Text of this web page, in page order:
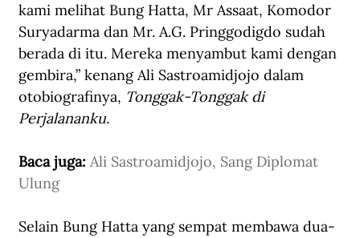
kami melihat Bung Hatta, Mr Assaat, Komodor
Suryadarma dan Mr. A.G. Pringgodigdo sudah
berada di itu. Mereka menyambut kami dengan
gembira,” kenang Ali Sastroamidjojo dalam
otobiografinya, Tonggak-Tonggak di
Perjalananku.
Baca juga: Ali Sastroamidjojo, Sang Diplomat
Ulung
Selain Bung Hatta yang sempat membawa dua-